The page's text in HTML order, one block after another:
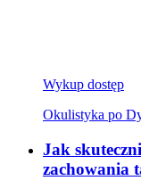
Wykup dostęp
Okulistyka po
Jak
zachowania